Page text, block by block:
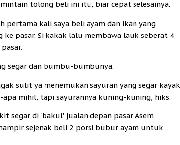
tolong beli ini itu, biar cepat selesainya.
pertama kali saya beli ayam dan ikan yang
ke pasar. Si kakak lalu membawa lauk seberat 4
segar dan bumbu-bumbunya.
sulit ya menemukan sayuran yang segar kayak
apa mihil, tapi sayurannya kuning-kuning, hiks.
segar di 'bakul' jualan depan pasar Asem
sejenak beli 2 porsi bubur ayam untuk